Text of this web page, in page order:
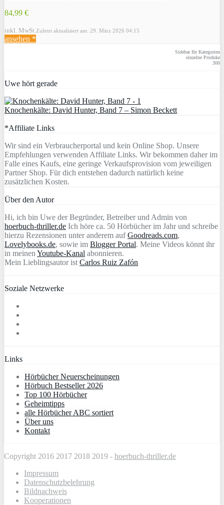
84,99 €
inkl. MwSt. Zuletzt aktualisiert am: 29. März 2026 04:15
ansehen *
Sidebar für Kategorien
einzelne Produke
300
Uwe hört gerade
Knochenkälte: David Hunter, Band 7 – Simon Beckett
*Affiliate Links
Wir sind ein Verbraucherportal und kein Online Shop. Unsere
Empfehlungen verwenden Affiliate Links. Wir bekommen daher im
Falle eines Kaufs, eine geringe Verkaufsprovision vom jeweiligen
Partner Shop. Für dich entstehen dadurch natürlich keine
zusätzlichen Kosten.
Über den Autor
Hi, ich bin Uwe der Begründer, Betreiber und Admin von
hoerbuch-thriller.de Ich höre ca. 50 Hörbücher im Jahr und schreibe
hierzu Rezensionen unter anderem aufGoodreads.com,
Lovelybooks.de, sowie im Blogger Portal. Meine Videos könnt ihr
in meinen Youtube-Kanal abonnieren.
Mein Lieblingsautor ist Carlos Ruiz Zafón
Soziale Netzwerke
Links
Hörbücher Neuerscheinungen
Hörbuch Bestseller 2026
Top 100 Hörbücher
Geheimtipps
alle Hörbücher ABC sortiert
Über uns
Kontakt
Copyright 2016 2017 2018 2019 - hoerbuch-thriller.de
Impressum
Datenschutzbelehrung
Bildnachweis
Kooperationen